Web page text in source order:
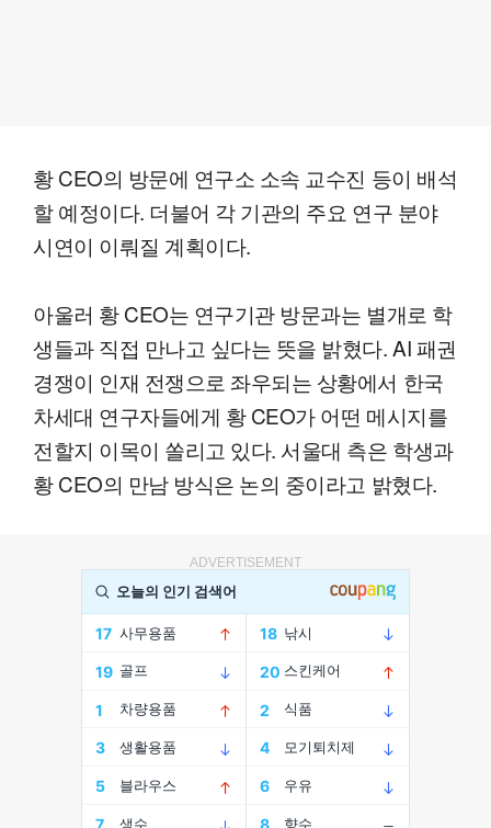
황 CEO의 방문에 연구소 소속 교수진 등이 배석
할 예정이다. 더불어 각 기관의 주요 연구 분야
시연이 이뤄질 계획이다.
아울러 황 CEO는 연구기관 방문과는 별개로 학
생들과 직접 만나고 싶다는 뜻을 밝혔다. AI 패권
경쟁이 인재 전쟁으로 좌우되는 상황에서 한국
차세대 연구자들에게 황 CEO가 어떤 메시지를
전할지 이목이 쏠리고 있다. 서울대 측은 학생과
황 CEO의 만남 방식은 논의 중이라고 밝혔다.
ADVERTISEMENT